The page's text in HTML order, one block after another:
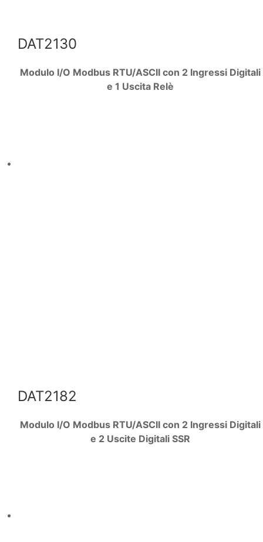
DAT2130
Modulo I/O Modbus RTU/ASCII con 2 Ingressi Digitali
e 1 Uscita Relè
DAT2182
Modulo I/O Modbus RTU/ASCII con 2 Ingressi Digitali
e 2 Uscite Digitali SSR